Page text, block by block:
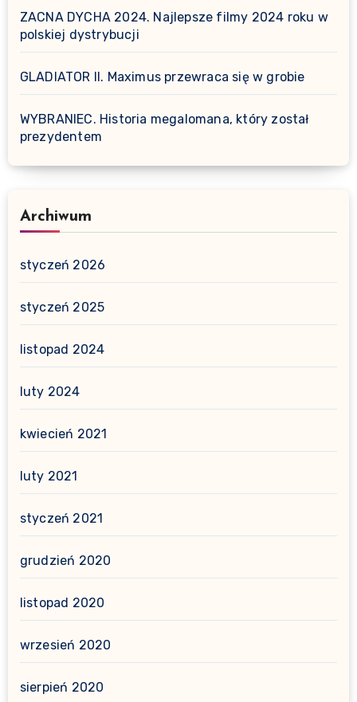
ZACNA DYCHA 2024. Najlepsze filmy 2024 roku w
polskiej dystrybucji
GLADIATOR II. Maximus przewraca się w grobie
WYBRANIEC. Historia megalomana, który został
prezydentem
Archiwum
styczeń 2026
styczeń 2025
listopad 2024
luty 2024
kwiecień 2021
luty 2021
styczeń 2021
grudzień 2020
listopad 2020
wrzesień 2020
sierpień 2020